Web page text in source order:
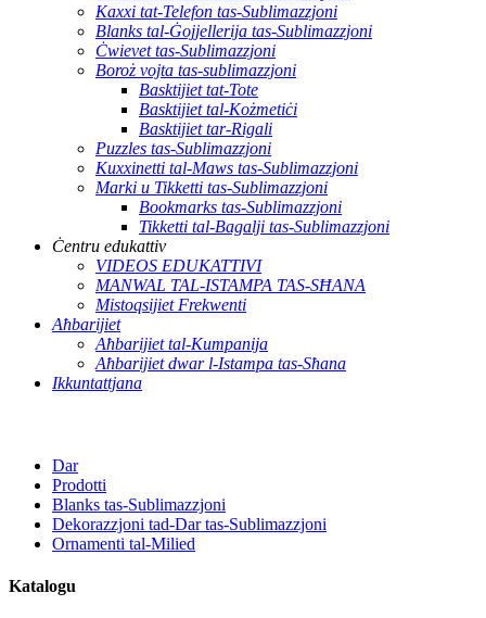
Kaxxi tat-Telefon tas-Sublimazzjoni
Blanks tal-Ġojjellerija tas-Sublimazzjoni
Ċwievet tas-Sublimazzjoni
Boroż vojta tas-sublimazzjoni
Basktijiet tat-Tote
Basktijiet tal-Kożmetiċi
Basktijiet tar-Rigali
Puzzles tas-Sublimazzjoni
Kuxxinetti tal-Maws tas-Sublimazzjoni
Marki u Tikketti tas-Sublimazzjoni
Bookmarks tas-Sublimazzjoni
Tikketti tal-Bagalji tas-Sublimazzjoni
Ċentru edukattiv
VIDEOS EDUKATTIVI
MANWAL TAL-ISTAMPA TAS-SĦANA
Mistoqsijiet Frekwenti
Aħbarijiet
Aħbarijiet tal-Kumpanija
Aħbarijiet dwar l-Istampa tas-Sħana
Ikkuntattjana
Dar
Prodotti
Blanks tas-Sublimazzjoni
Dekorazzjoni tad-Dar tas-Sublimazzjoni
Ornamenti tal-Milied
Katalogu